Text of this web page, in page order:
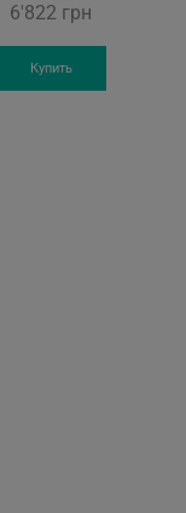
6'822 грн
Купить